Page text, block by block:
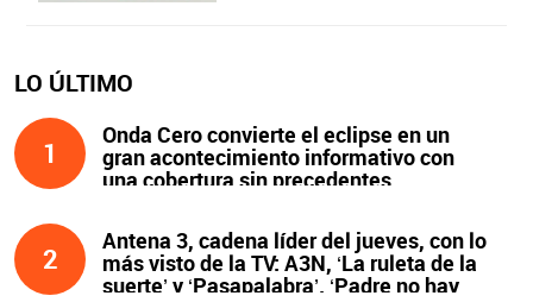
LO ÚLTIMO
1
Onda Cero convierte el eclipse en un
gran acontecimiento informativo con
una cobertura sin precedentes
2
Antena 3, cadena líder del jueves, con lo
más visto de la TV: A3N, ‘La ruleta de la
suerte’ y ‘Pasapalabra’. ‘Padre no hay